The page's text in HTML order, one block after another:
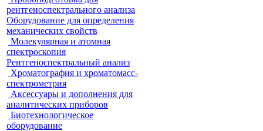
рентгеноспектрального анализа
Оборудование для определения
механических свойств
Молекулярная и атомная
спектроскопия
Рентгеноспектральный анализ
Хроматография и хроматомасс-
спектрометрия
Аксессуары и дополнения для
аналитических приборов
Биотехнологическое
оборудование